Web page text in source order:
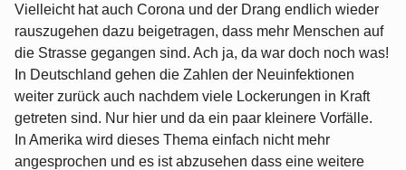
Vielleicht hat auch Corona und der Drang endlich wieder
rauszugehen dazu beigetragen, dass mehr Menschen auf
die Strasse gegangen sind. Ach ja, da war doch noch was!
In Deutschland gehen die Zahlen der Neuinfektionen
weiter zurück auch nachdem viele Lockerungen in Kraft
getreten sind. Nur hier und da ein paar kleinere Vorfälle.
In Amerika wird dieses Thema einfach nicht mehr
angesprochen und es ist abzusehen dass eine weitere